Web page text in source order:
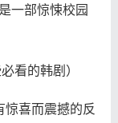
一部惊悚校园
惊喜而震撼的反